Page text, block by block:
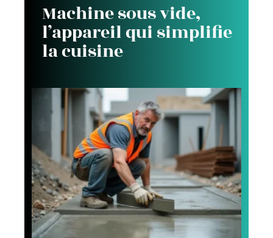
Machine sous vide,
l’appareil qui simplifie
la cuisine